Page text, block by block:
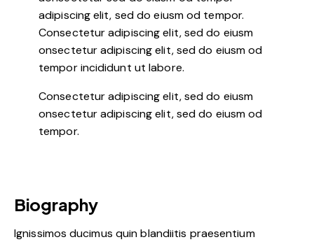
adipiscing elit, sed do eiusm od tempor.
Consectetur adipiscing elit, sed do eiusm
onsectetur adipiscing elit, sed do eiusm od
tempor incididunt ut labore.
Consectetur adipiscing elit, sed do eiusm
onsectetur adipiscing elit, sed do eiusm od
tempor.
Biography
Ignissimos ducimus quin blandiitis praesentium